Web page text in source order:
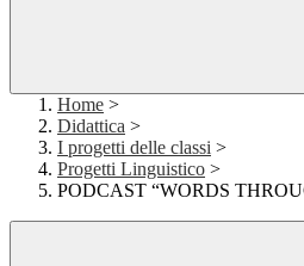
Home >
Didattica >
I progetti delle classi >
Progetti Linguistico >
PODCAST “WORDS